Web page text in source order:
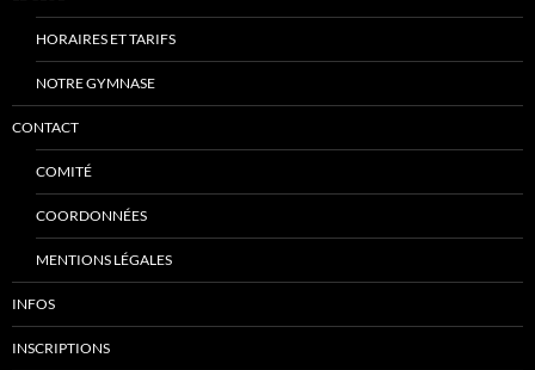
HORAIRES ET TARIFS
NOTRE GYMNASE
CONTACT
COMITÉ
COORDONNÉES
MENTIONS LÉGALES
INFOS
INSCRIPTIONS